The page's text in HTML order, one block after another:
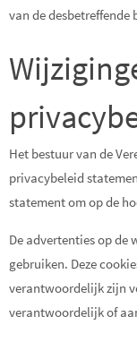
van de desbetreffende
Het bestuur van de
privacybeleid
statement om op de
De advertenties op de
gebruiken. Deze
verantwoordelijk zijn
verantwoordelijk of